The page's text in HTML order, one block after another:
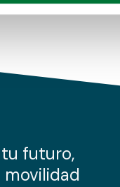
información sobre
el uso que haga del
de redes sociales,
futuro,